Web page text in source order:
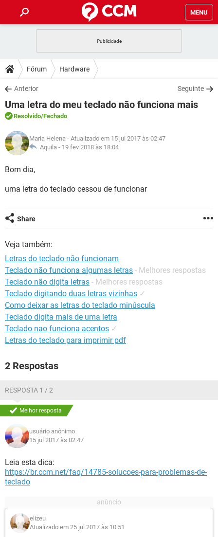
MENU
CELULAR
OUTLOOK
INSTAGRAM GMAIL
GUIA DE COMPRAS
DICAS
JOGOS
OUTLOOK
INSTAGRAM
GUIA DE COMPRAS
DOWNLOADS
JOGOS WHATSAPP
CELULAR
OUTLOOK EXCEL
INSTAGRAM
GUIA DE COMPRAS
FÓRUM
JOGOS
CELULAR FACEBOOK
GLOSSÁRIO
JOGOS
CELULAR
OUTLOOK EXCEL
GUIA DE COMPRAS
Fórum Hardware
Anterior Seguinte
Uma letra do meu teclado não funciona mais
Resolvido/Fechado
Maria Helena - Atualizado em 15 jul 2017 às 02:47
Aquila - 19 fev 2018 às 18:04
Bom dia,
uma letra do teclado cessou de funcionar
Share
Veja também:
Letras do teclado não funcionam
Teclado não funciona algumas letras - Melhores respostas
Teclado não digita letras - Melhores respostas
Teclado digitando duas letras vizinhas ✓
Como deixar as letras do teclado minúscula
Teclado digita mais de uma letra
Teclado nao funciona acentos ✓
Letras do teclado para imprimir pdf
2 Respostas
RESPOSTA 1 / 2
Melhor resposta
usuário anônimo
15 jul 2017 às 02:47
Leia esta dica:
https://br.ccm.net/faq/14785-solucoes-para-problemas-de-
teclado
elizeu
Atualizado em 25 jul 2017 às 10:51